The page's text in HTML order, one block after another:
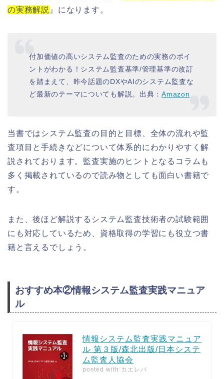
の実務解説 』になります。
付加価値の高いシステム監査のための実務のポイ
ントがわかる！システム監査基準/管理基準の改訂
を踏まえて、昨今話題のDXやAIのシステム監査な
ど最新のテーマについても解説。出典：Amazon
当書ではシステム監査の目的と目標、全体の流れや監
査項目と手続きなどについて体系的にわかりやすく解
説されております。監査実施のヒントとなるコラムも
多く掲載されているので読み物としても面白い書籍で
す。
また、後ほど解説するシステム監査技術者の試験範囲
にも対応しているため、資格取得の学習にも役立つ書
籍と言えるでしょう。
おすすめ本②情報システム監査実践マニュア
ル
情報システム監査実践マニュア
ル 第３版/森北出版/日本システ
ム監査人協会
posted with カエレバ